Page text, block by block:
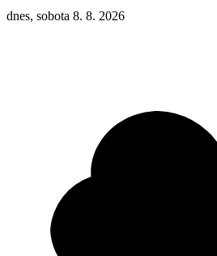
dnes, sobota 8. 8. 2026